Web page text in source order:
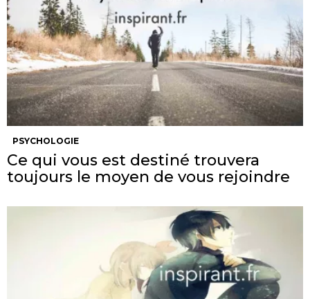
PSYCHOLOGIE
Ce qui vous est destiné trouvera
toujours le moyen de vous rejoindre